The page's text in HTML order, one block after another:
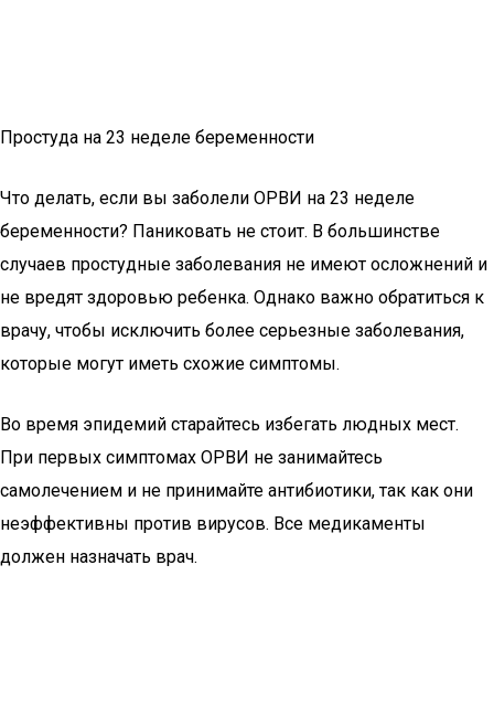
Простуда на 23 неделе беременности
Что делать, если вы заболели ОРВИ на 23 неделе
беременности? Паниковать не стоит. В большинстве
случаев простудные заболевания не имеют осложнений и
не вредят здоровью ребенка. Однако важно обратиться к
врачу, чтобы исключить более серьезные заболевания,
которые могут иметь схожие симптомы.
Во время эпидемий старайтесь избегать людных мест.
При первых симптомах ОРВИ не занимайтесь
самолечением и не принимайте антибиотики, так как они
неэффективны против вирусов. Все медикаменты
должен назначать врач.